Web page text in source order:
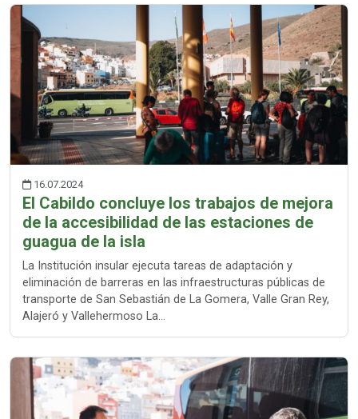
16.07.2024
El Cabildo concluye los trabajos de mejora
de la accesibilidad de las estaciones de
guagua de la isla
La Institución insular ejecuta tareas de adaptación y
eliminación de barreras en las infraestructuras públicas de
transporte de San Sebastián de La Gomera, Valle Gran Rey,
Alajeró y Vallehermoso La…